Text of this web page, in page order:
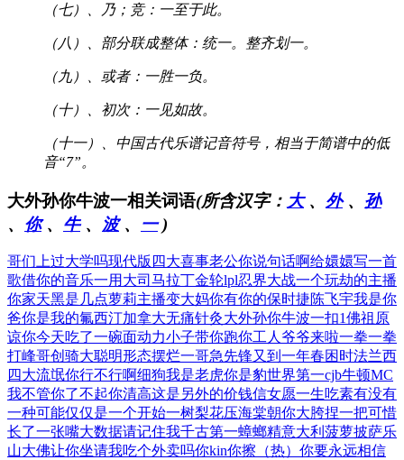
（七）、乃；竞：一至于此。
（八）、部分联成整体：统一。整齐划一。
（九）、或者：一胜一负。
（十）、初次：一见如故。
（十一）、中国古代乐谱记音符号，相当于简谱中的低
音“7”。
大外孙你牛波一相关词语(所含汉字： 大、 外、 孙
、 你、 牛、 波、 一)
哥们上过大学吗现代版四大喜事老公你说句话啊给嬛嬛写一首
歌借你的音乐一用 大司马拉丁金轮lpl忍界大战一个玩劫的主播
你家天黑是几点萝莉主播变大妈你有你的保时捷陈飞宇我是你
爸你是我的氟西汀加拿大无痛针灸大外孙你牛波一扣1佛祖原
谅你今天吃了一碗面动力小子带你跑你工人爷爷来啦一拳一拳
打峰哥创骑大聪明形态摆烂一哥急先锋又到一年春困时法兰西
四大流氓你行不行啊细狗我是老虎你是豹世界第一cjb牛顿MC
我不管你了不起你清高这是另外的价钱信女愿一生吃素有没有
一种可能仅仅是一个开始一树梨花压海棠朝你大胯捏一把可惜
长了一张嘴大数据请记住我千古第一蟑螂精意大利菠萝披萨乐
山大佛让你坐请我吃个外卖吗你kin你擦（热） 你要永远相信